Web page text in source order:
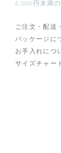
8,000円未満
ご注文・配送
パッケージに
お手入れにつ
サイズチャー